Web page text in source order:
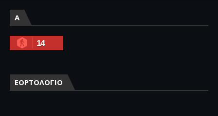
A
14
ΕΟΡΤΟΛΟΓΙΟ